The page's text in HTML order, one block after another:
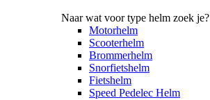
Naar wat voor type helm zoek je?
Motorhelm
Scooterhelm
Brommerhelm
Snorfietshelm
Fietshelm
Speed Pedelec Helm